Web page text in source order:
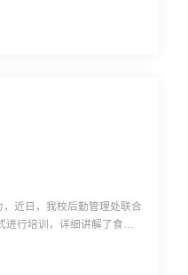
近日，我校后勤管理处联合
行培训，详细讲解了食堂